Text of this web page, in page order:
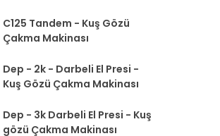
C125 Tandem - Kuş Gözü
Çakma Makinası
Dep - 2k - Darbeli El Presi -
Kuş Gözü Çakma Makinası
Dep - 3k Darbeli El Presi - Kuş
gözü Çakma Makinası